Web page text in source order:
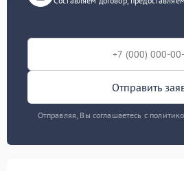
Отправить
Отправляя, Вы соглашаетесь с